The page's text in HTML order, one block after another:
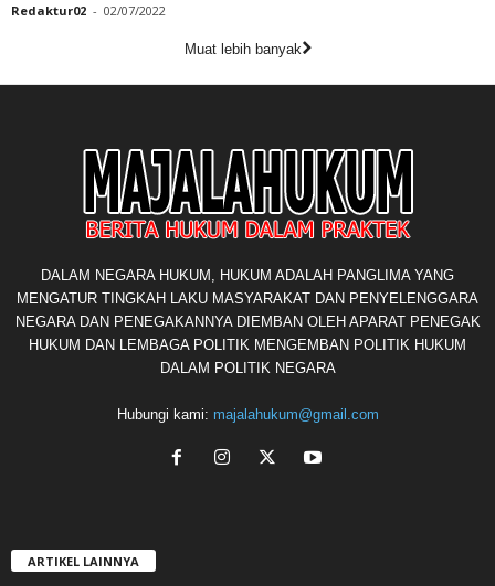
Redaktur02 - 02/07/2022
Muat lebih banyak
DALAM NEGARA HUKUM, HUKUM ADALAH PANGLIMA YANG
MENGATUR TINGKAH LAKU MASYARAKAT DAN PENYELENGGARA
NEGARA DAN PENEGAKANNYA DIEMBAN OLEH APARAT PENEGAK
HUKUM DAN LEMBAGA POLITIK MENGEMBAN POLITIK HUKUM
DALAM POLITIK NEGARA
Hubungi kami: majalahukum@gmail.com
ARTIKEL LAINNYA